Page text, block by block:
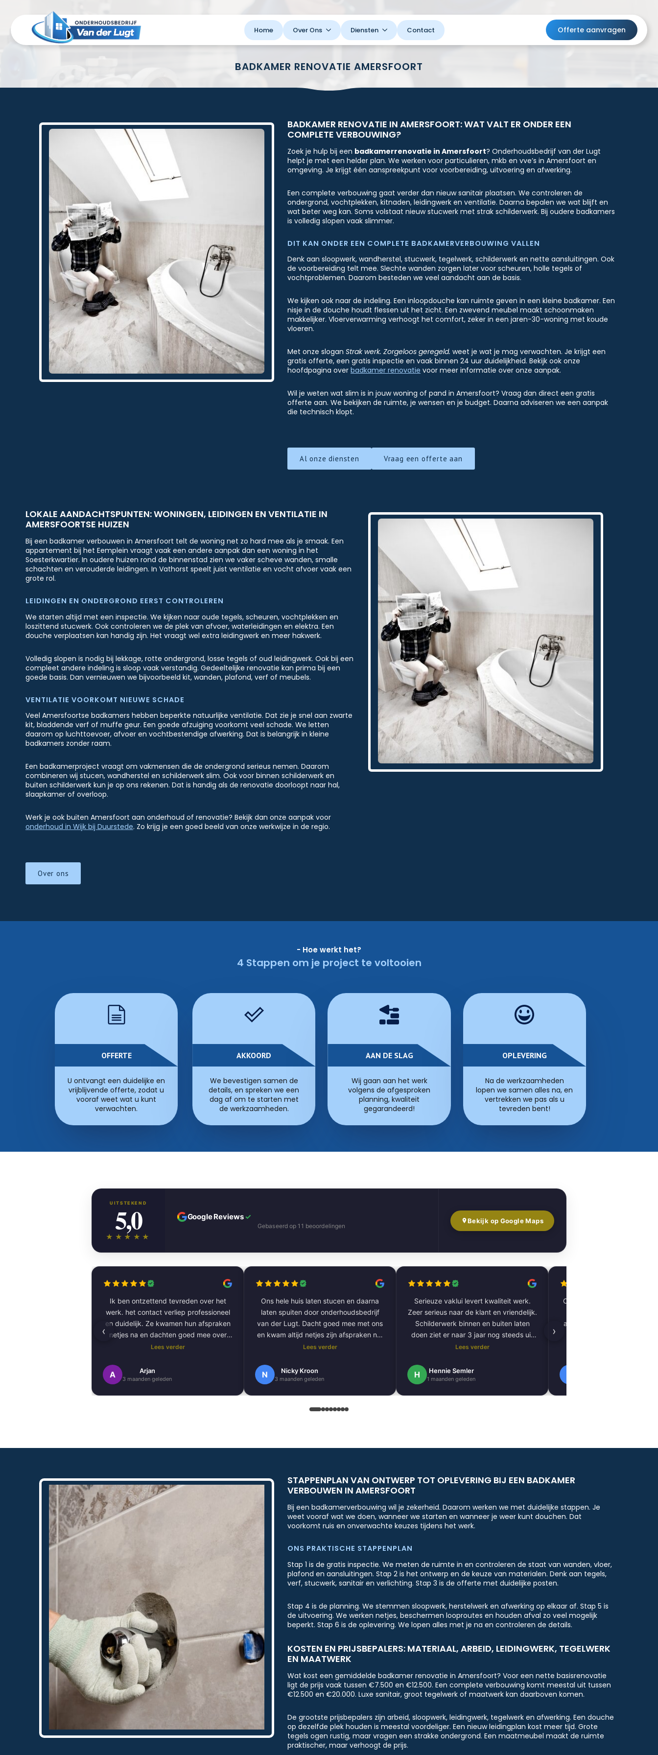
Home Over Ons Diensten Contact Offerte aanvragen
BADKAMER RENOVATIE AMERSFOORT
BADKAMER RENOVATIE IN AMERSFOORT: WAT VALT ER ONDER EEN
COMPLETE VERBOUWING?
Zoek je hulp bij een badkamerrenovatie in Amersfoort? Onderhoudsbedrijf van der Lugt
helpt je met een helder plan. We werken voor particulieren, mkb en vve’s in Amersfoort en
omgeving. Je krijgt één aanspreekpunt voor voorbereiding, uitvoering en afwerking.
Een complete verbouwing gaat verder dan nieuw sanitair plaatsen. We controleren de
ondergrond, vochtplekken, kitnaden, leidingwerk en ventilatie. Daarna bepalen we wat blijft en
wat beter weg kan. Soms volstaat nieuw stucwerk met strak schilderwerk. Bij oudere badkamers
is volledig slopen vaak slimmer.
DIT KAN ONDER EEN COMPLETE BADKAMERVERBOUWING VALLEN
Denk aan sloopwerk, wandherstel, stucwerk, tegelwerk, schilderwerk en nette aansluitingen. Ook
de voorbereiding telt mee. Slechte wanden zorgen later voor scheuren, holle tegels of
vochtproblemen. Daarom besteden we veel aandacht aan de basis.
We kijken ook naar de indeling. Een inloopdouche kan ruimte geven in een kleine badkamer. Een
nisje in de douche houdt flessen uit het zicht. Een zwevend meubel maakt schoonmaken
makkelijker. Vloerverwarming verhoogt het comfort, zeker in een jaren-30-woning met koude
vloeren.
Met onze sloganStrak werk. Zorgeloos geregeld. weet je wat je mag verwachten. Je krijgt een
gratis offerte, een gratis inspectie en vaak binnen 24 uur duidelijkheid. Bekijk ook onze
hoofdpagina overbadkamer renovatie voor meer informatie over onze aanpak.
Wil je weten wat slim is in jouw woning of pand in Amersfoort? Vraag dan direct een gratis
offerte aan. We bekijken de ruimte, je wensen en je budget. Daarna adviseren we een aanpak
die technisch klopt.
Al onze diensten Vraag een offerte aan
LOKALE AANDACHTSPUNTEN: WONINGEN, LEIDINGEN EN VENTILATIE IN
AMERSFOORTSE HUIZEN
Bij een badkamer verbouwen in Amersfoort telt de woning net zo hard mee als je smaak. Een
appartement bij het Eemplein vraagt vaak een andere aanpak dan een woning in het
Soesterkwartier. In oudere huizen rond de binnenstad zien we vaker scheve wanden, smalle
schachten en verouderde leidingen. In Vathorst speelt juist ventilatie en vocht afvoer vaak een
grote rol.
LEIDINGEN EN ONDERGROND EERST CONTROLEREN
We starten altijd met een inspectie. We kijken naar oude tegels, scheuren, vochtplekken en
loszittend stucwerk. Ook controleren we de plek van afvoer, waterleidingen en elektra. Een
douche verplaatsen kan handig zijn. Het vraagt wel extra leidingwerk en meer hakwerk.
Volledig slopen is nodig bij lekkage, rotte ondergrond, losse tegels of oud leidingwerk. Ook bij een
compleet andere indeling is sloop vaak verstandig. Gedeeltelijke renovatie kan prima bij een
goede basis. Dan vernieuwen we bijvoorbeeld kit, wanden, plafond, verf of meubels.
VENTILATIE VOORKOMT NIEUWE SCHADE
Veel Amersfoortse badkamers hebben beperkte natuurlijke ventilatie. Dat zie je snel aan zwarte
kit, bladdende verf of muffe geur. Een goede afzuiging voorkomt veel schade. We letten
daarom op luchttoevoer, afvoer en vochtbestendige afwerking. Dat is belangrijk in kleine
badkamers zonder raam.
Een badkamerproject vraagt om vakmensen die de ondergrond serieus nemen. Daarom
combineren wij stucen, wandherstel en schilderwerk slim. Ook voor binnen schilderwerk en
buiten schilderwerk kun je op ons rekenen. Dat is handig als de renovatie doorloopt naar hal,
slaapkamer of overloop.
Werk je ook buiten Amersfoort aan onderhoud of renovatie? Bekijk dan onze aanpak voor
onderhoud in Wijk bij Duurstede. Zo krijg je een goed beeld van onze werkwijze in de regio.
Over ons
- Hoe werkt het?
4 Stappen om je project te voltooien
OFFERTE
U ontvangt een duidelijke en
vrijblijvende offerte, zodat u
vooraf weet wat u kunt
verwachten.
AKKOORD
We bevestigen samen de
details, en spreken we een
dag af om te starten met
de werkzaamheden.
AAN DE SLAG
Wij gaan aan het werk
volgens de afgesproken
planning, kwaliteit
gegarandeerd!
OPLEVERING
Na de werkzaamheden
lopen we samen alles na, en
vertrekken we pas als u
tevreden bent!
UITSTEKEND
5,0
★★★★★
Google Reviews✓
Gebaseerd op 11 beoordelingen
Bekijk op Google Maps
Ik ben ontzettend tevreden over het
werk. het contact verliep professioneel
en duidelijk. Ze kwamen hun afspraken
netjes na en dachten goed mee over
kleurkeuze en afwerking.
Het schilderwerk zelf is van hoge
kwaliteit uitgevoerd. Alles is strak
aanbevelen!
Lees verder
A Arjan
3 maanden geleden
Ons hele huis laten stucen en daarna
laten spuiten door onderhoudsbedrijf
van der Lugt. Dacht goed mee met ons
en kwam altijd netjes zijn afspraken na.
De volgende klus hebben we al gepland
Nogmaals bedankt.
Lees verder
N Nicky Kroon
3 maanden geleden
Serieuze vaklui levert kwaliteit werk.
Zeer serieus naar de klant en vriendelijk.
Schilderwerk binnen en buiten laten
doen ziet er naar 3 jaar nog steeds uit
als nieuw.
Lees verder
H Hennie Semler
1 maanden geleden
Complete woning laten
afgewerkt, inclusief tegels,
‹ ›
STAPPENPLAN VAN ONTWERP TOT OPLEVERING BIJ EEN BADKAMER
VERBOUWEN IN AMERSFOORT
Bij een badkamerverbouwing wil je zekerheid. Daarom werken we met duidelijke stappen. Je
weet vooraf wat we doen, wanneer we starten en wanneer je weer kunt douchen. Dat
voorkomt ruis en onverwachte keuzes tijdens het werk.
ONS PRAKTISCHE STAPPENPLAN
Stap 1 is de gratis inspectie. We meten de ruimte in en controleren de staat van wanden, vloer,
plafond en aansluitingen. Stap 2 is het ontwerp en de keuze van materialen. Denk aan tegels,
verf, stucwerk, sanitair en verlichting. Stap 3 is de offerte met duidelijke posten.
Stap 4 is de planning. We stemmen sloopwerk, herstelwerk en afwerking op elkaar af. Stap 5 is
de uitvoering. We werken netjes, beschermen looproutes en houden afval zo veel mogelijk
beperkt. Stap 6 is de oplevering. We lopen alles met je na en controleren de details.
KOSTEN EN PRIJSBEPALERS: MATERIAAL, ARBEID, LEIDINGWERK, TEGELWERK
EN MAATWERK
Wat kost een gemiddelde badkamer renovatie in Amersfoort? Voor een nette basisrenovatie
ligt de prijs vaak tussen €7.500 en €12.500. Een complete verbouwing komt meestal uit tussen
€12.500 en €20.000. Luxe sanitair, groot tegelwerk of maatwerk kan daarboven komen.
De grootste prijsbepalers zijn arbeid, sloopwerk, leidingwerk, tegelwerk en afwerking. Een douche
op dezelfde plek houden is meestal voordeliger. Een nieuw leidingplan kost meer tijd. Grote
tegels ogen rustig, maar vragen een strakke ondergrond. Een maatmeubel maakt de ruimte
praktischer, maar verhoogt de prijs.